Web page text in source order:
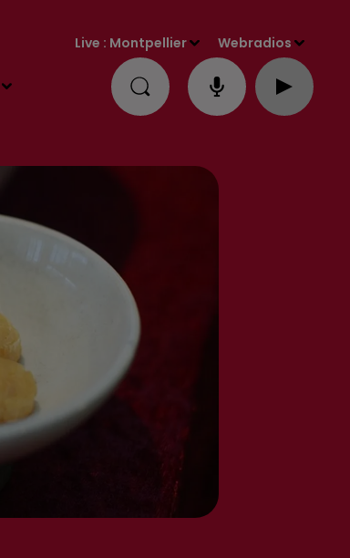
Live : Montpellier Webradios